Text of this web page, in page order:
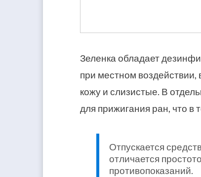
Зеленка обладает
при местном
кожу и слизистые. В
для прижигания ран, что в
Отпускается
отличается
противопоказаний.